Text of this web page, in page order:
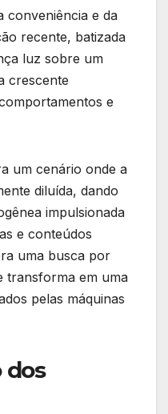
conveniência e da
recente, batizada
luz sobre um
crescente
e
um cenário onde a
diluída, dando
impulsionada
e conteúdos
uma busca por
transforma em uma
pelas máquinas
dos